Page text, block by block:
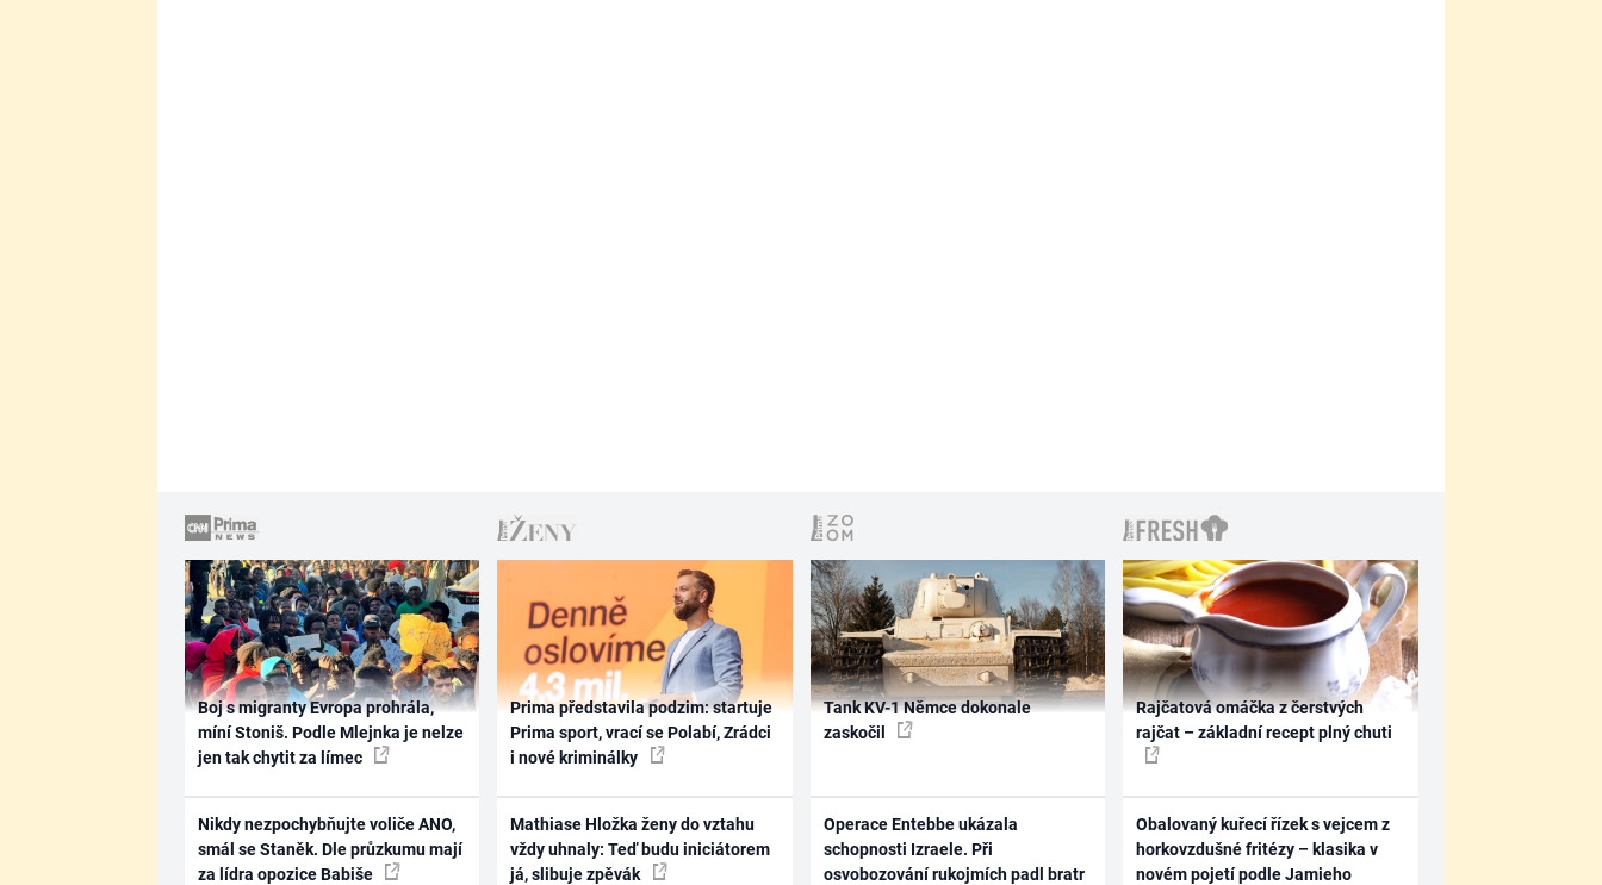
Boj s migranty Evropa prohrála,
míní Stoniš. Podle Mlejnka je nelze
jen tak chytit za límec
Nikdy nezpochybňujte voliče ANO,
smál se Staněk. Dle průzkumu mají
za lídra opozice Babiše
Prima představila podzim: startuje
Prima sport, vrací se Polabí, Zrádci
i nové kriminálky
Mathiase Hložka ženy do vztahu
vždy uhnaly: Teď budu iniciátorem
já, slibuje zpěvák
Tank KV-1 Němce dokonale
zaskočil
Operace Entebbe ukázala
schopnosti Izraele. Při
osvobozování rukojmích padl bratr
Rajčatová omáčka z čerstvých
rajčat – základní recept plný chuti
Obalovaný kuřecí řízek s vejcem z
horkovzdušné fritézy – klasika v
novém pojetí podle Jamieho